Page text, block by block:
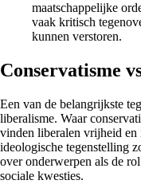
maatschappelijke
vaak kritisch
kunnen verstoren.
Conservatisme
Een van de belangrijkste
liberalisme. Waar
vinden liberalen vrijheid
ideologische tegenstelling
over onderwerpen als de
sociale kwesties.